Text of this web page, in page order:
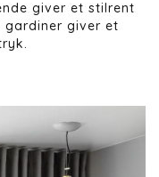
giver et stilrent
giver et